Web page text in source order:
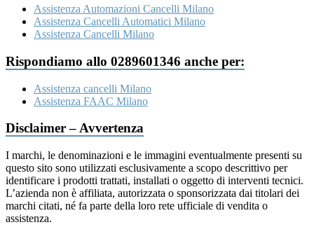
Assistenza Automazioni Cancelli Milano
Assistenza Cancelli Automatici Milano
Assistenza Cancelli Milano
Rispondiamo allo 0289601346 anche per:
Assistenza cancelli Milano
Assistenza FAAC Milano
Disclaimer – Avvertenza
I marchi, le denominazioni e le immagini eventualmente presenti su
questo sito sono utilizzati esclusivamente a scopo descrittivo per
identificare i prodotti trattati, installati o oggetto di interventi tecnici.
L’azienda non è affiliata, autorizzata o sponsorizzata dai titolari dei
marchi citati, né fa parte della loro rete ufficiale di vendita o
assistenza.